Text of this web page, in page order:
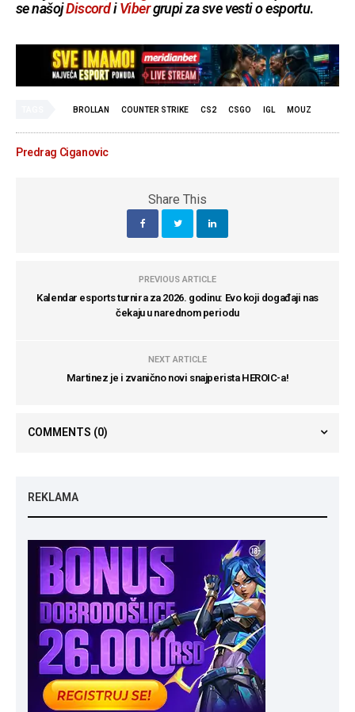
se našojDiscordiVibergrupi za sve vesti o esportu.
BROLLAN COUNTER STRIKE CS2 CSGO IGL MOUZ
Predrag Ciganovic
Share This
PREVIOUS ARTICLE
Kalendar esports turnira za 2026. godinu: Evo koji događaji nas
čekaju u narednom periodu
NEXT ARTICLE
Martinez je i zvanično novi snajperista HEROIC-a!
COMMENTS (0)
REKLAMA